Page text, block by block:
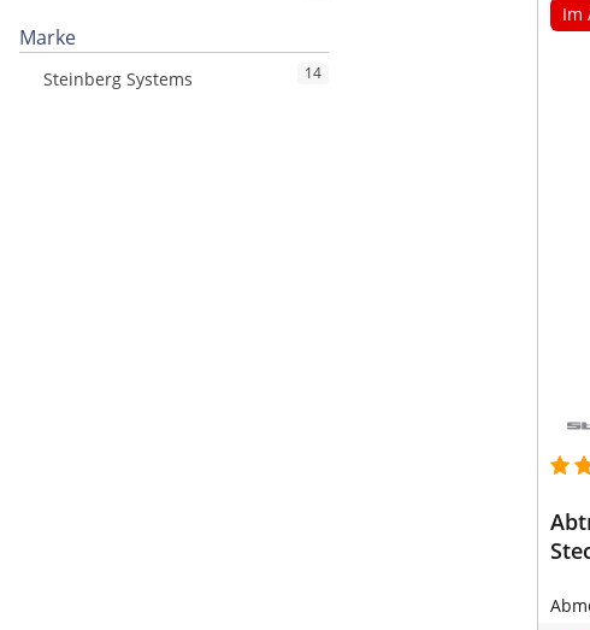
Marke
Steinberg Systems 14
Im